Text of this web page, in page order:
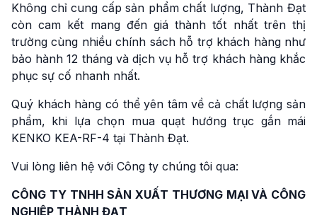
Không chỉ cung cấp sản phẩm chất lượng, Thành Đạt
còn cam kết mang đến giá thành tốt nhất trên thị
trường cùng nhiều chính sách hỗ trợ khách hàng như
bảo hành 12 tháng và dịch vụ hỗ trợ khách hàng khắc
phục sự cố nhanh nhất.
Quý khách hàng có thể yên tâm về cả chất lượng sản
phẩm, khi lựa chọn mua quạt hướng trục gắn mái
KENKO KEA-RF-4 tại Thành Đạt.
Vui lòng liên hệ với Công ty chúng tôi qua:
CÔNG TY TNHH SẢN XUẤT THƯƠNG MẠI VÀ CÔNG
NGHIỆP THÀNH ĐẠT